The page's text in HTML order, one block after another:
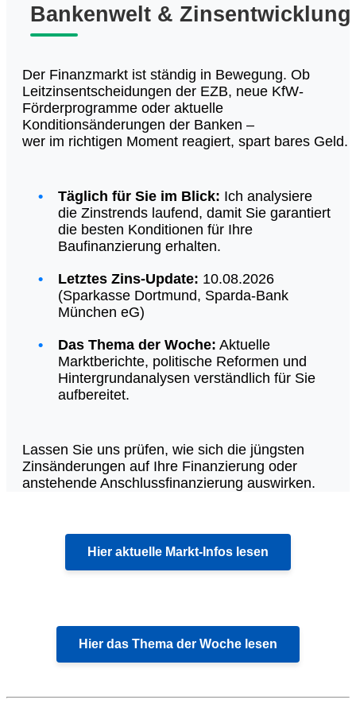
Bankenwelt & Zinsentwicklung
Der Finanzmarkt ist ständig in Bewegung. Ob
Leitzinsentscheidungen der EZB, neue KfW-
Förderprogramme oder aktuelle
Konditionsänderungen der Banken –
wer im richtigen Moment reagiert, spart bares Geld.
Täglich für Sie im Blick: Ich analysiere
die Zinstrends laufend, damit Sie garantiert
die besten Konditionen für Ihre
Baufinanzierung erhalten.
Letztes Zins-Update: 10.08.2026
(Sparkasse Dortmund, Sparda-Bank
München eG)
Das Thema der Woche: Aktuelle
Marktberichte, politische Reformen und
Hintergrundanalysen verständlich für Sie
aufbereitet.
Lassen Sie uns prüfen, wie sich die jüngsten
Zinsänderungen auf Ihre Finanzierung oder
anstehende Anschlussfinanzierung auswirken.
Hier aktuelle Markt-Infos lesen
Hier das Thema der Woche lesen